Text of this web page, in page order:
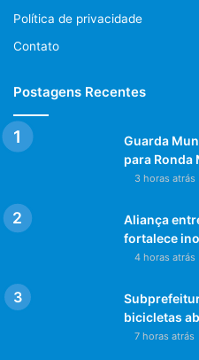
Política de privacidade
Contato
Postagens Recentes
Guarda
para Ronda
3 horas atrás
Aliança
fortalece
4 horas atrás
bicicletas
7 horas atrás